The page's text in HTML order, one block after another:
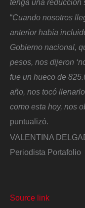
tenga una reducción
“Cuando nosotros
anterior había
Gobierno nacional,
pesos, nos dijeron
fue un hueco de
año, nos tocó
como esta hoy, nos
puntualizó.
VALENTINA
Periodista Portafolio
Source link